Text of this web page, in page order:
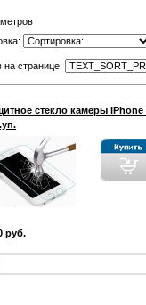
на странице:
стекло камеры iPhone
руб.